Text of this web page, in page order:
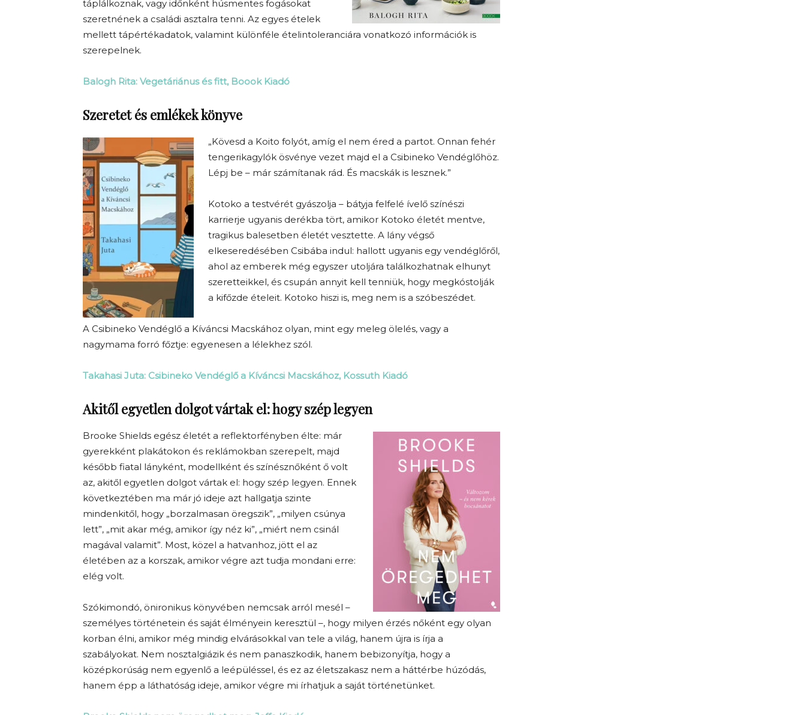
táplálkoznak, vagy időnként húsmentes fogásokat
szeretnének a családi asztalra tenni. Az egyes ételek
mellett tápértékadatok, valamint különféle ételintoleranciára vonatkozó információk is
szerepelnek.
Balogh Rita: Vegetáriánus és fitt, Boook Kiadó
Szeretet és emlékek könyve
„Kövesd a Koito folyót, amíg el nem éred a partot. Onnan fehér
tengerikagylók ösvénye vezet majd el a Csibineko Vendéglőhöz.
Lépj be – már számítanak rád. És macskák is lesznek.”
Kotoko a testvérét gyászolja – bátyja felfelé ívelő színészi
karrierje ugyanis derékba tört, amikor Kotoko életét mentve,
tragikus balesetben életét vesztette. A lány végső
elkeseredésében Csibába indul: hallott ugyanis egy vendéglőről,
ahol az emberek még egyszer utoljára találkozhatnak elhunyt
szeretteikkel, és csupán annyit kell tenniük, hogy megkóstolják
a kifőzde ételeit. Kotoko hiszi is, meg nem is a szóbeszédet.
A Csibineko Vendéglő a Kíváncsi Macskához olyan, mint egy meleg ölelés, vagy a
nagymama forró főztje: egyenesen a lélekhez szól.
Takahasi Juta: Csibineko Vendéglő a Kíváncsi Macskához, Kossuth Kiadó
Akitől egyetlen dolgot vártak el: hogy szép legyen
Brooke Shields egész életét a reflektorfényben élte: már
gyerekként plakátokon és reklámokban szerepelt, majd
később fiatal lányként, modellként és színésznőként ő volt
az, akitől egyetlen dolgot vártak el: hogy szép legyen. Ennek
következtében ma már jó ideje azt hallgatja szinte
mindenkitől, hogy „borzalmasan öregszik”, „milyen csúnya
lett”, „mit akar még, amikor így néz ki”, „miért nem csinál
magával valamit”. Most, közel a hatvanhoz, jött el az
életében az a korszak, amikor végre azt tudja mondani erre:
elég volt.
Szókimondó, önironikus könyvében nemcsak arról mesél –
személyes történetein és saját élményein keresztül –, hogy milyen érzés nőként egy olyan
korban élni, amikor még mindig elvárásokkal van tele a világ, hanem újra is írja a
szabályokat. Nem nosztalgiázik és nem panaszkodik, hanem bebizonyítja, hogy a
középkorúság nem egyenlő a leépüléssel, és ez az életszakasz nem a háttérbe húzódás,
hanem épp a láthatóság ideje, amikor végre mi írhatjuk a saját történetünket.